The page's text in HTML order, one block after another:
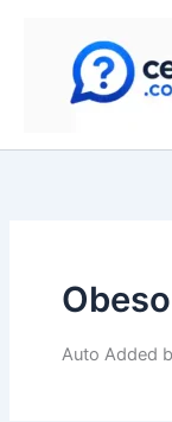
Auto Added